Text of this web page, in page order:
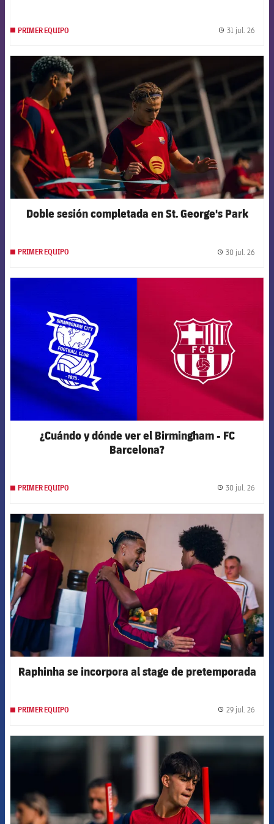
PRIMER EQUIPO 31 jul. 26
FCB Barcelona badge
Doble sesión completada en St. George's Park
PRIMER EQUIPO 30 jul. 26
¿Cuándo y dónde ver el Birmingham - FC
Barcelona?
PRIMER EQUIPO 30 jul. 26
Raphinha se incorpora al stage de pretemporada
PRIMER EQUIPO 29 jul. 26